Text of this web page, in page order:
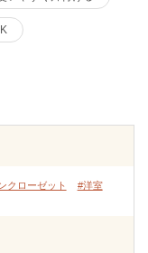
クローゼット
#洋室